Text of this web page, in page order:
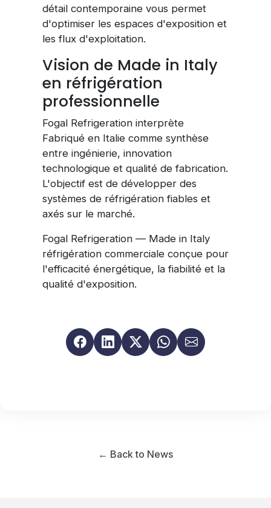
détail contemporaine vous permet
d'optimiser les espaces d'exposition et
les flux d'exploitation.
Vision de Made in Italy
en réfrigération
professionnelle
Fogal Refrigeration interprète
Fabriqué en Italie comme synthèse
entre ingénierie, innovation
technologique et qualité de fabrication.
L'objectif est de développer des
systèmes de réfrigération fiables et
axés sur le marché.
Fogal Refrigeration — Made in Italy
réfrigération commerciale conçue pour
l'efficacité énergétique, la fiabilité et la
qualité d'exposition.
← Back to News